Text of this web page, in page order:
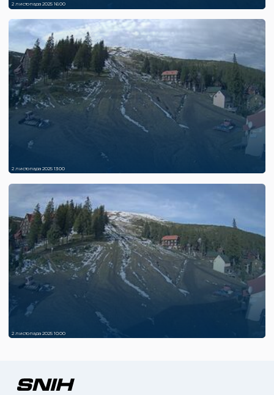
2 листопада 2025 16:00
2 листопада 2025 13:00
2 листопада 2025 10:00